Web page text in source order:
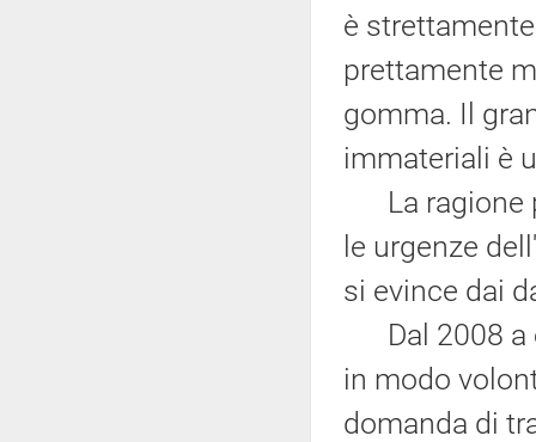
è
prettamente
gomma. Il
immateriali è
La ragione
le urgenze
si evince dai
Dal 2008 a
in modo
domanda di